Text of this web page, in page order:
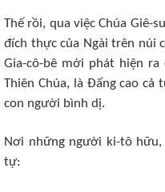
Thế rồi, qua việc Chúa Giê-
đích thực của Ngài trên núi
Gia-cô-bê mới phát hiện ra
Thiên Chúa, là Đấng cao
con người bình dị.
Nơi những người ki-tô
tự: